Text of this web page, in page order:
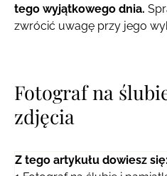
tego wyjątkowego dnia.
zwrócić uwagę przy jego
Fotograf na
zdjęcia
Z tego artykułu dowiesz się: